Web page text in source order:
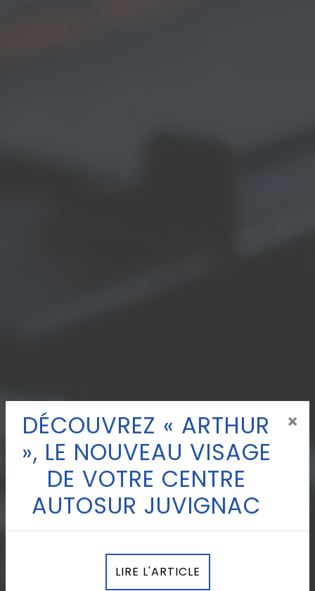
DÉCOUVREZ « ARTHUR
», LE NOUVEAU VISAGE
DE VOTRE CENTRE
AUTOSUR JUVIGNAC
×
LIRE L'ARTICLE